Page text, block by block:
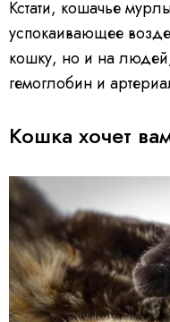
Кстати, кошачье
успокаивающее
кошку, но и на
гемоглобин и
Кошка хочет